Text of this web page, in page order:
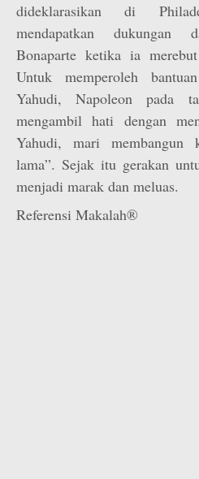
dideklarasikan di
mendapatkan dukungan
Bonaparte ketika ia
Untuk memperoleh
Yahudi, Napoleon pada
mengambil hati dengan
Yahudi, mari membangun
lama”. Sejak itu gerakan
menjadi marak dan meluas.
Referensi Makalah®